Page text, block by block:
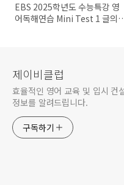
EBS 2025학년도 수능특강 영
어독해연습 Mini Test 1 글의
제이비클럽
효율적인 영어 교육 및 입시 컨
정보를 알려드립니다.
구독하기